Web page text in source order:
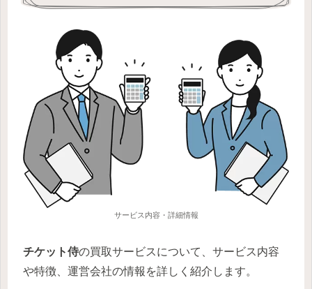
サービス内容・詳細情報
チケット侍の買取サービスについて、サービス内容
や特徴、運営会社の情報を詳しく紹介します。